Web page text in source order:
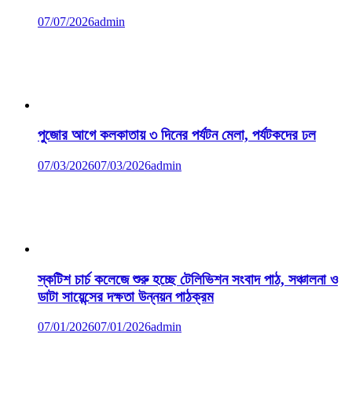
07/07/2026admin
পুজোর আগে কলকাতায় ৩ দিনের পর্যটন মেলা, পর্যটকদের ঢল
07/03/202607/03/2026admin
স্কটিশ চার্চ কলেজে শুরু হচ্ছে টেলিভিশন সংবাদ পাঠ, সঞ্চালনা ও
ডাটা সায়েন্সের দক্ষতা উন্নয়ন পাঠক্রম
07/01/202607/01/2026admin